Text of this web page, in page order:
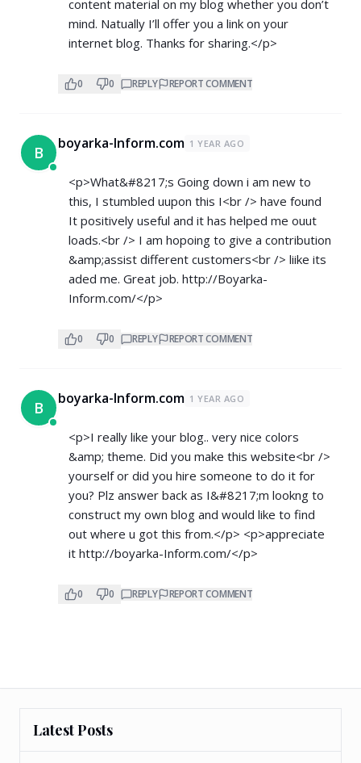
content material on my blog whether you don’t
mind. Natually I’ll offer you a link on your
internet blog. Thanks for sharing.</p>
0 0 REPLY REPORT COMMENT
B boyarka-Inform.com 1 YEAR AGO
<p>What&#8217;s Going down i am new to
this, I stumbled uupon this I<br /> have found
It positively useful and it has helped me ouut
loads.<br /> I am hopoing to give a contribution
&amp;assist different customers<br /> liike its
aded me. Great job. http://Boyarka-
Inform.com/</p>
0 0 REPLY REPORT COMMENT
B boyarka-Inform.com 1 YEAR AGO
<p>I really like your blog.. very nice colors
&amp; theme. Did you make this website<br />
yourself or did you hire someone to do it for
you? Plz answer back as I&#8217;m lookng to
construct my own blog and would like to find
out where u got this from.</p> <p>appreciate
it http://boyarka-Inform.com/</p>
0 0 REPLY REPORT COMMENT
Latest Posts